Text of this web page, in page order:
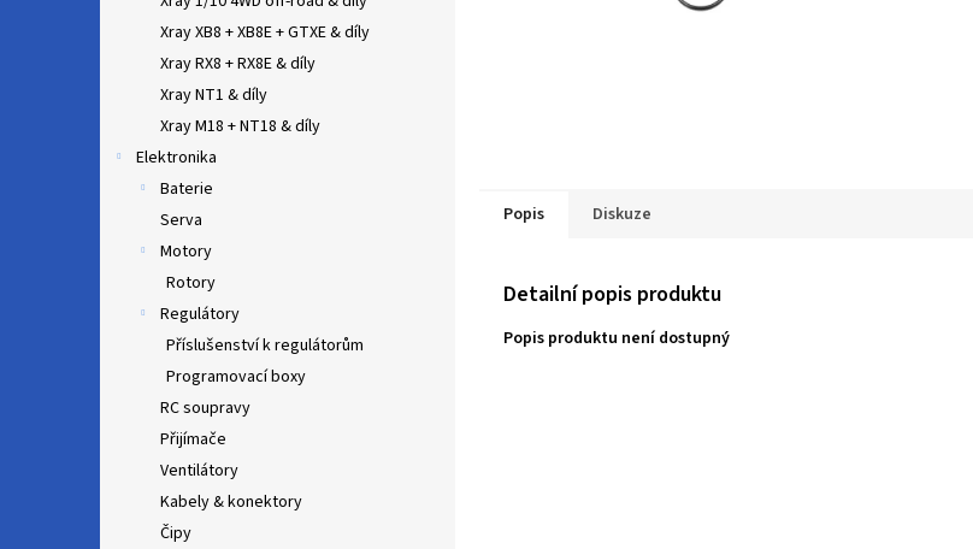
Xray XB8 + XB8E + GTXE & díly
Xray RX8 + RX8E & díly
Xray NT1 & díly
Xray M18 + NT18 & díly
Elektronika
Baterie
Serva
Motory
Rotory
Regulátory
Příslušenství k regulátorům
Programovací boxy
RC soupravy
Přijímače
Ventilátory
Kabely & konektory
Čipy
Popis Diskuze
Detailní popis produktu
Popis produktu není dostupný